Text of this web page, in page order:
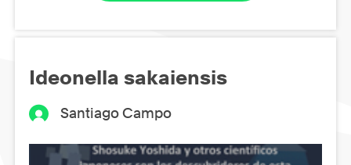
Ideonella sakaiensis
Santiago Campo